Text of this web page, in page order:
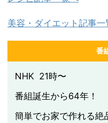
美容・ダイエット記事一
番
NHK 21時〜
番組誕生から64年！
簡単でお家で作れる絶